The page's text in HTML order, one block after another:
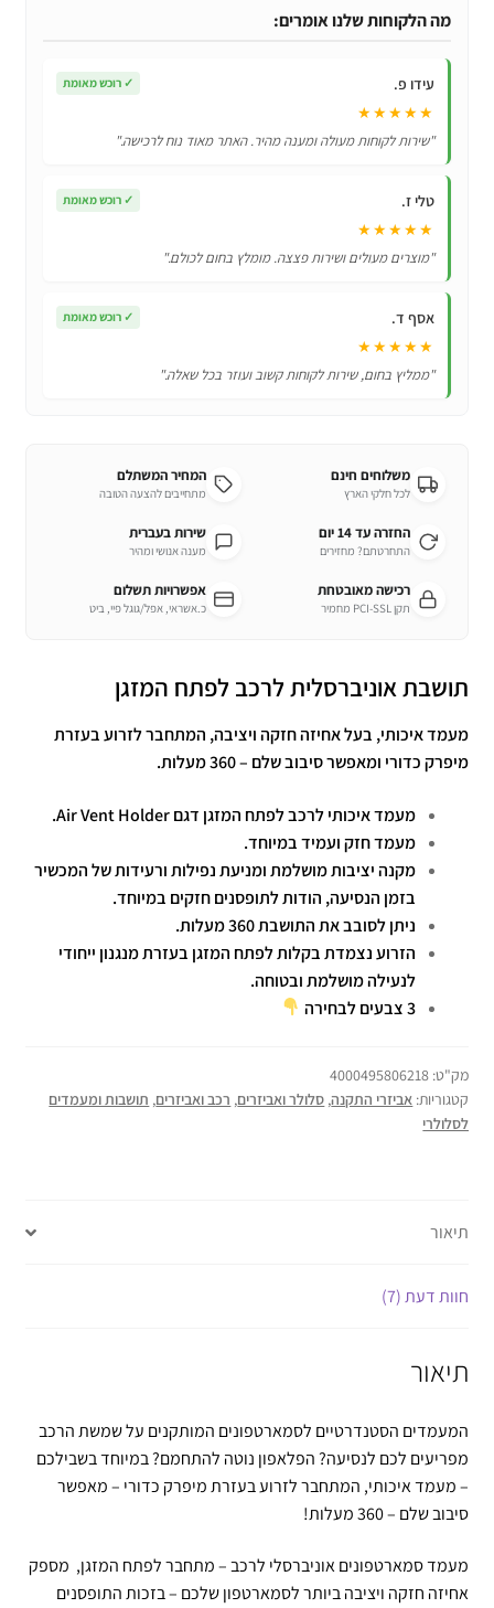
לרכב
מתחבר
מה הלקוחות שלנו אומרים:
עידו פ. ✓ רוכש מאומת
★★★★★
"שירות לקוחות מעולה ומענה מהיר. האתר מאוד נוח לרכישה."
טלי ז. ✓ רוכש מאומת
★★★★★
"מוצרים מעולים ושירות פצצה. מומלץ בחום לכולם."
אסף ד. ✓ רוכש מאומת
★★★★★
"ממליץ בחום, שירות לקוחות קשוב ועוזר בכל שאלה."
משלוחים חינם
לכל חלקי הארץ
המחיר המשתלם
מתחייבים להצעה הטובה
החזרה עד 14 יום
התחרטתם? מחזירים
שירות בעברית
מענה אנושי ומהיר
רכישה מאובטחת
תקן PCI-SSL מחמיר
אפשרויות תשלום
כ.אשראי, אפל/גוגל פיי, ביט
תושבת אוניברסלית לרכב לפתח המזגן
מעמד איכותי, בעל אחיזה חזקה ויציבה, המתחבר לזרוע בעזרת
מיפרק כדורי ומאפשר סיבוב שלם – 360 מעלות.
מעמד איכותי לרכב לפתח המזגן דגם Air Vent Holder.
מעמד חזק ועמיד במיוחד.
מקנה יציבות מושלמת ומניעת נפילות ורעידות של המכשיר
בזמן הנסיעה, הודות לתופסנים חזקים במיוחד.
ניתן לסובב את התושבת 360 מעלות.
הזרוע נצמדת בקלות לפתח המזגן בעזרת מנגנון ייחודי
לנעילה מושלמת ובטוחה.
3 צבעים לבחירה
מק"ט: 4000495806218
קטגוריות: אביזרי התקנה, סלולר ואביזרים, רכב ואביזרים, תושבות ומעמדים
לסלולרי
תיאור
חוות דעת (7)
תיאור
המעמדים הסטנדרטיים לסמארטפונים המותקנים על שמשת הרכב
מפריעים לכם לנסיעה? הפלאפון נוטה להתחמם? במיוחד בשבילכם
– מעמד איכותי, המתחבר לזרוע בעזרת מיפרק כדורי – מאפשר
סיבוב שלם – 360 מעלות!
מעמד סמארטפונים אוניברסלי לרכב – מתחבר לפתח המזגן, מספק
אחיזה חזקה ויציבה ביותר לסמארטפון שלכם – בזכות התופסנים